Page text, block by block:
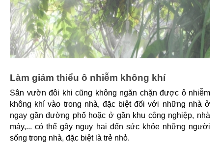
Làm giảm thiểu ô nhiễm không khí
Sân vườn đôi khi cũng không ngăn chặn được ô nhiễm
không khí vào trong nhà, đặc biệt đối với những nhà ở
ngay gần đường phố hoặc ở gần khu công nghiệp, nhà
máy,... có thể gây nguy hại đến sức khỏe những người
sống trong nhà, đặc biệt là trẻ nhỏ.